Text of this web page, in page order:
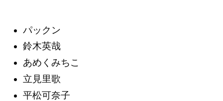
パックン
鈴木英哉
あめくみちこ
立見里歌
平松可奈子